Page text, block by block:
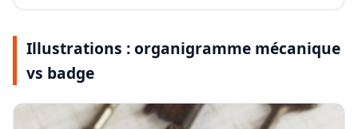
Illustrations : organigramme mécanique
vs badge